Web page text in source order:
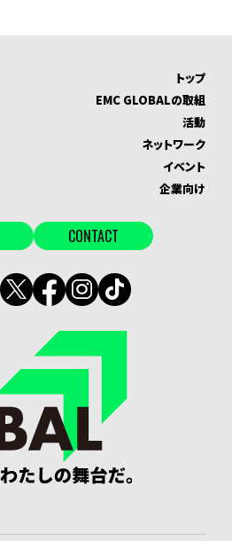
トップ
EMC GLOBALの取組
活動
ネットワーク
イベント
企業向け
CONTACT